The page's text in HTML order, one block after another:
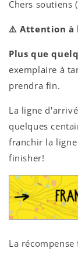
Chers soutiens
⚠️ Attention à
Plus que
exemplaire à
prendra fin.
La ligne
quelques
franchir la
finisher!
La